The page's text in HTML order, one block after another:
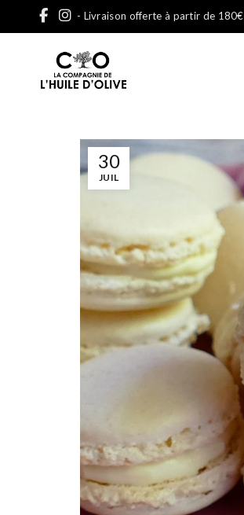
- Livraison offerte à partir de 180€
30
JUIL